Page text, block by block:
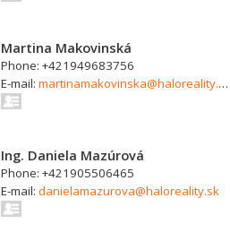
Martina Makovinská
Phone: +421949683756
E-mail: martinamakovinska@haloreality.sk
Ing. Daniela Mazúrová
Phone: +421905506465
E-mail: danielamazurova@haloreality.sk